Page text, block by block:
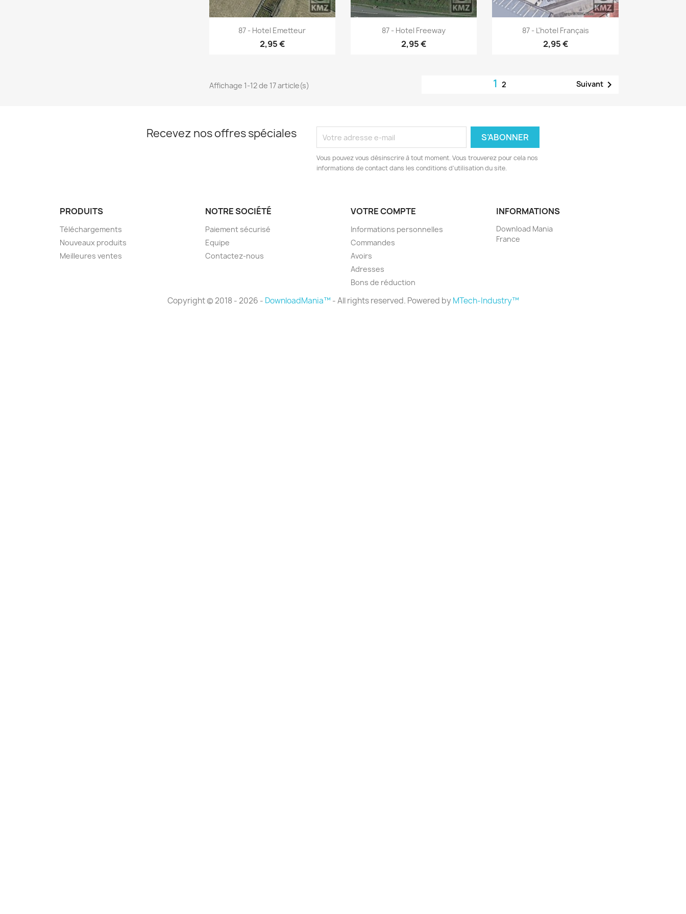
Aperçu rapide
87 - Hotel Emetteur
2,95 €
Aperçu rapide
87 - Hotel Freeway
2,95 €
Aperçu rapide
87 - L'hotel Français
2,95 €
Affichage 1-12 de 17 article(s) 12 Suivant
Recevez nos offres spéciales
Vous pouvez vous désinscrire à tout moment. Vous trouverez pour cela nos
informations de contact dans les conditions d'utilisation du site.
PRODUITS
Téléchargements
Nouveaux produits
Meilleures ventes
NOTRE SOCIÉTÉ
Paiement sécurisé
Equipe
Contactez-nous
VOTRE COMPTE
Informations personnelles
Commandes
Avoirs
Adresses
Bons de réduction
INFORMATIONS
Download Mania
France
Copyright © 2018 - 2026 - DownloadMania™ - All rights reserved. Powered byMTech-Industry™